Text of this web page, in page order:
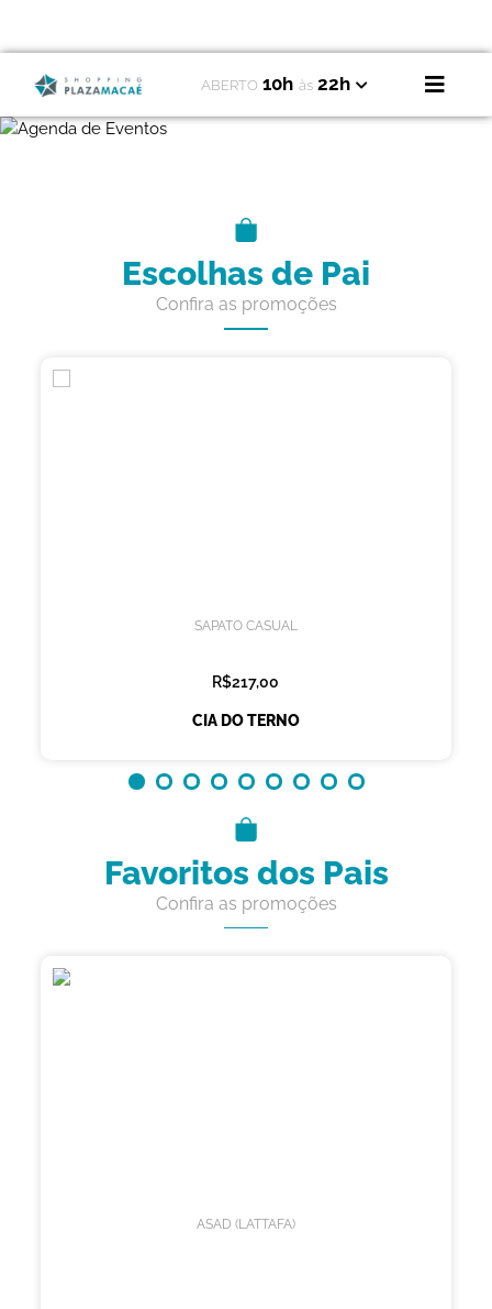
ABERTO 10h às 22h
Escolhas de Pai
Confira as promoções
SAPATO CASUAL
R$217,00
CIA DO TERNO
Favoritos dos Pais
Confira as promoções
ASAD (LATTAFA)